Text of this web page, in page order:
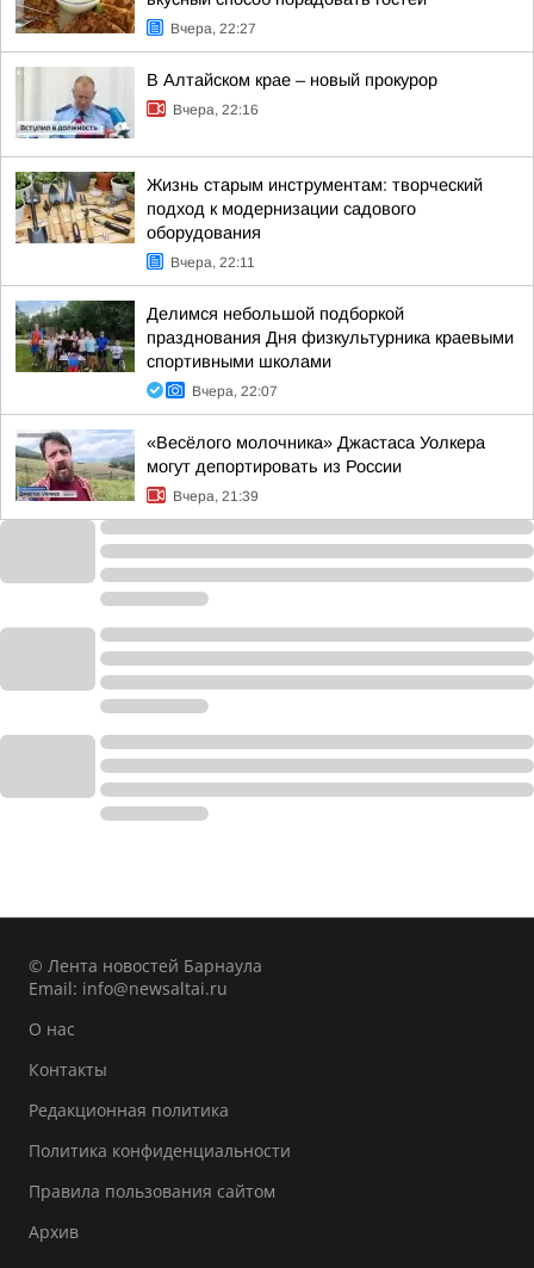
Вчера, 22:27
В Алтайском крае – новый прокурор
Вчера, 22:16
Жизнь старым инструментам: творческий
подход к модернизации садового
оборудования
Вчера, 22:11
Делимся небольшой подборкой
празднования Дня физкультурника краевыми
спортивными школами
Вчера, 22:07
«Весёлого молочника» Джастаса Уолкера
могут депортировать из России
Вчера, 21:39
© Лента новостей Барнаула
Email: info@newsaltai.ru
О нас
Контакты
Редакционная политика
Политика конфиденциальности
Правила пользования сайтом
Архив